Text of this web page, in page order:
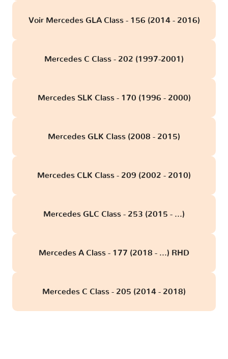
Voir Mercedes GLA Class - 156 (2014 - 2016)
Mercedes C Class - 202 (1997-2001)
Mercedes SLK Class - 170 (1996 - 2000)
Mercedes GLK Class (2008 - 2015)
Mercedes CLK Class - 209 (2002 - 2010)
Mercedes GLC Class - 253 (2015 - ...)
Mercedes A Class - 177 (2018 - ...) RHD
Mercedes C Class - 205 (2014 - 2018)